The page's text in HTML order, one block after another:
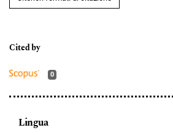
0
Lingua